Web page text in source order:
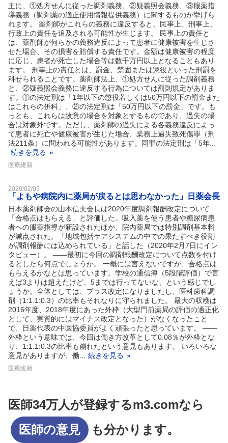
主に、①処方せんに従った調剤義務、②疑義照会義務、③服薬指
導義務（調剤薬の適正使用情報提供義務）に関するものが挙げら
れます。 薬剤師がこれらの義務に違反すると、民事上、刑事上、
行政上の責任を追及される可能性が生じます。 民事上の責任と
は、薬剤師が何らかの義務違反によって患者に健康被害を生じさ
せた場合、その損害を賠償する責任です。金額は健康被害の程度
に応じ、患者が死亡した場合等は数千万円以上となることもあり
ます。 刑事上の責任とは、罰金、禁固または懲役といった刑罰を
科せられることです。薬剤師法上、①処方せんに従った調剤義務
と、②疑義照会義務に違反する行為については罰則規定がありま
す。①の法定刑は「1年以下の懲役若しくは50万円以下の罰金また
はこれらの併科」、②の法定刑は「50万円以下の罰金」です。も
っとも、これらは故意の場合を対象とするものであり、過失の場
合は対象外です。ただし、薬剤師の過失による各義務違反によっ
て患者に死亡や健康被害が生じた場合、業務上過失致死傷罪（刑
法211条）に問われる可能性があります。同罪の法定刑は「5年...
続きを見る
医療維新
2020/02/05
「よもや病院内に薬局が戻るとは思わなかった」日薬会長
日本薬剤師会の山本信夫会長は2020年度調剤報酬改定について
「合格点はもらえる」と評価した。吸入薬を使う患者や糖尿病患
者への服薬指導が新設されたほか、院内薬局では特別調剤基本料
が減点された。「地域包括ケアシステムの中での果たすべき役割
が調剤報酬には込められている」と話した（2020年2月7日にイン
タビュー）。 ――最初に今回の調剤報酬改定について点数を付け
るとしたら何点でしょうか。 一概には言えないですが、合格点は
もらえるかなとは思っています。学校の通信簿（5段階評価）で言
えば3よりは超えたけど、5までは行ってないな、という感じでし
ょうか。全体としては、プラス改定になりましたし、医科歯科調
剤（1:1.1:0.3）の比率もそれなりに守られました。 最大の収穫は
2016年度、2018年度にあった外枠（大型門前薬局の評価の適正化
として、実質的にはマイナス改定となった）がなくなったこと
で、日薬代表の中医協委員がよく頑張ったと思っています。 ――
外枠という意味では、今回は働き方改革として0.08％が外枠とな
り、1:1.1:0.3の比率も崩れたという意見もあります。 いろいろな
意見がありますが、働...
続きを見る
医療維新
医師34万人が登録するm3.comなら
医師の意見
も分かります。